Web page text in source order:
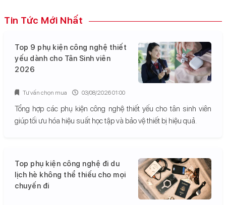
Tin Tức Mới Nhất
Top 9 phụ kiện công nghệ thiết
yếu dành cho Tân Sinh viên
2026
Tổng hợp các phụ kiện công nghệ thiết yếu cho tân sinh viên
giúp tối ưu hóa hiệu suất học tập và bảo vệ thiết bị hiệu quả.
Tư vấn chọn mua 03/08/2026 01:00
Top phụ kiện công nghệ đi du
lịch hè không thể thiếu cho mọi
chuyến đi